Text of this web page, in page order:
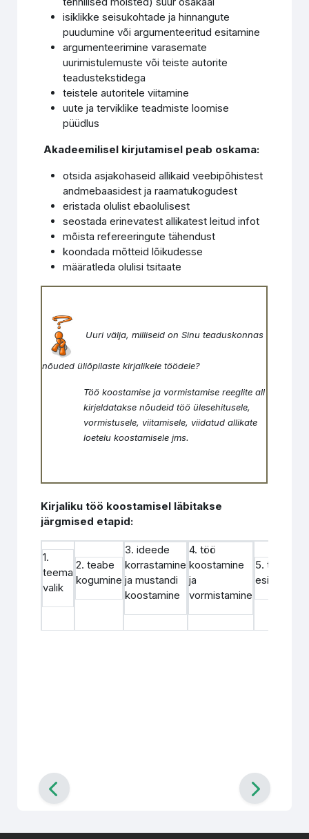
isiklikke seisukohtade ja hinnangute
puudumine või argumenteeritud esitamine
argumenteerimine varasemate
uurimistulemuste või teiste autorite
teadustekstidega
teistele autoritele viitamine
uute ja terviklike teadmiste loomise
püüdlus
Akadeemilisel kirjutamisel peab oskama:
otsida asjakohaseid allikaid veebipõhistest
andmebaasidest ja raamatukogudest
eristada olulist ebaolulisest
seostada erinevatest allikatest leitud infot
mõista refereeringute tähendust
koondada mõtteid lõikudesse
määratleda olulisi tsitaate
Uuri välja, milliseid on Sinu teaduskonnas
nõuded üliõpilaste kirjalikele töödele?
Töö koostamise ja vormistamise reeglite all
kirjeldatakse nõudeid töö ülesehitusele,
vormistusele, viitamisele, viidatud allikate
loetelu koostamisele jms.
Kirjaliku töö koostamisel läbitakse
järgmised etapid:
1.
teema
valik
2. teabe
kogumine
3. ideede
korrastamine
ja mustandi
koostamine
4. töö
koostamine
ja
vormistamine
5. töö
esitamine